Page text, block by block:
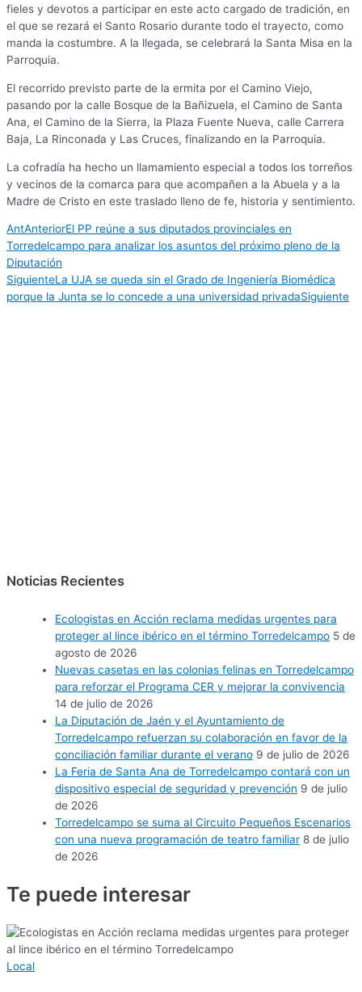
fieles y devotos a participar en este acto cargado de tradición, en
el que se rezará el Santo Rosario durante todo el trayecto, como
manda la costumbre. A la llegada, se celebrará la Santa Misa en la
Parroquia.
El recorrido previsto parte de la ermita por el Camino Viejo,
pasando por la calle Bosque de la Bañizuela, el Camino de Santa
Ana, el Camino de la Sierra, la Plaza Fuente Nueva, calle Carrera
Baja, La Rinconada y Las Cruces, finalizando en la Parroquia.
La cofradía ha hecho un llamamiento especial a todos los torreños
y vecinos de la comarca para que acompañen a la Abuela y a la
Madre de Cristo en este traslado lleno de fe, historia y sentimiento.
AntAnteriorEl PP reúne a sus diputados provinciales en
Torredelcampo para analizar los asuntos del próximo pleno de la
Diputación
SiguienteLa UJA se queda sin el Grado de Ingeniería Biomédica
porque la Junta se lo concede a una universidad privadaSiguiente
Noticias Recientes
Ecologistas en Acción reclama medidas urgentes para
proteger al lince ibérico en el término Torredelcampo 5 de
agosto de 2026
Nuevas casetas en las colonias felinas en Torredelcampo
para reforzar el Programa CER y mejorar la convivencia
14 de julio de 2026
La Diputación de Jaén y el Ayuntamiento de
Torredelcampo refuerzan su colaboración en favor de la
conciliación familiar durante el verano 9 de julio de 2026
La Feria de Santa Ana de Torredelcampo contará con un
dispositivo especial de seguridad y prevención 9 de julio
de 2026
Torredelcampo se suma al Circuito Pequeños Escenarios
con una nueva programación de teatro familiar 8 de julio
de 2026
Te puede interesar
Local